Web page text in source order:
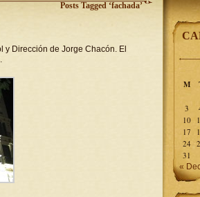
Posts Tagged ‘fachada’
Dirección de Jorge Chacón. El
M
3
10
17
24
31
«